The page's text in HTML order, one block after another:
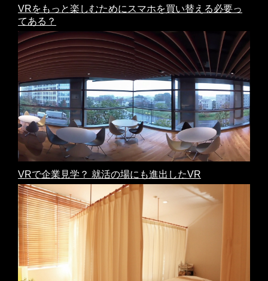
VRをもっと楽しむためにスマホを買い替える必要っ
てある？
VRで企業見学？ 就活の場にも進出したVR